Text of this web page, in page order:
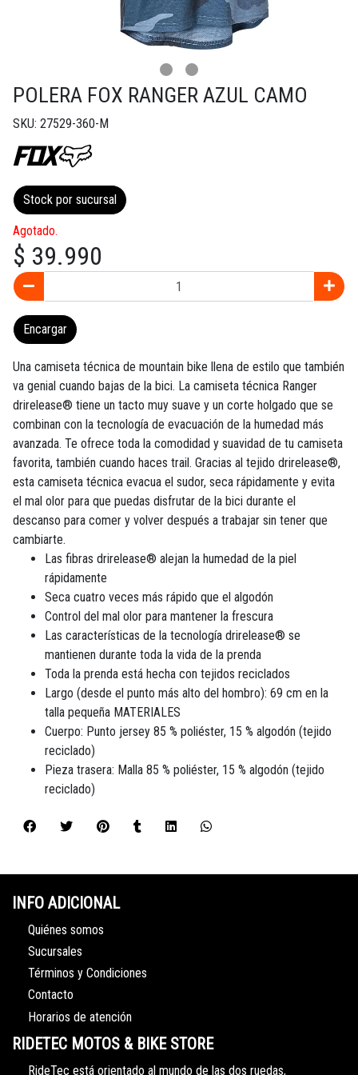
POLERA FOX RANGER AZUL CAMO
SKU: 27529-360-M
Stock por sucursal
Agotado.
$ 39.990
Encargar
Una camiseta técnica de mountain bike llena de estilo que también
va genial cuando bajas de la bici. La camiseta técnica Ranger
drirelease® tiene un tacto muy suave y un corte holgado que se
combinan con la tecnología de evacuación de la humedad más
avanzada. Te ofrece toda la comodidad y suavidad de tu camiseta
favorita, también cuando haces trail. Gracias al tejido drirelease®,
esta camiseta técnica evacua el sudor, seca rápidamente y evita
el mal olor para que puedas disfrutar de la bici durante el
descanso para comer y volver después a trabajar sin tener que
cambiarte.
Las fibras drirelease® alejan la humedad de la piel
rápidamente
Seca cuatro veces más rápido que el algodón
Control del mal olor para mantener la frescura
Las características de la tecnología drirelease® se
mantienen durante toda la vida de la prenda
Toda la prenda está hecha con tejidos reciclados
Largo (desde el punto más alto del hombro): 69 cm en la
talla pequeña MATERIALES
Cuerpo: Punto jersey 85 % poliéster, 15 % algodón (tejido
reciclado)
Pieza trasera: Malla 85 % poliéster, 15 % algodón (tejido
reciclado)
INFO ADICIONAL
Quiénes somos
Sucursales
Términos y Condiciones
Contacto
Horarios de atención
RIDETEC MOTOS & BIKE STORE
RideTec está orientado al mundo de las dos ruedas,